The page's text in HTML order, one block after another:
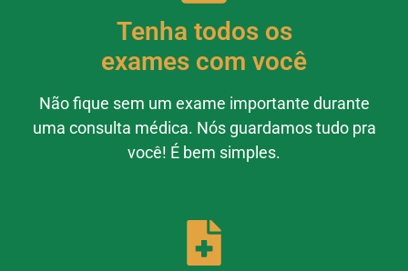
Tenha todos os
exames com você
Não fique sem um exame importante durante
uma consulta médica. Nós guardamos tudo pra
você! É bem simples.